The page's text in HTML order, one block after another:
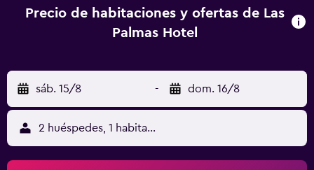
masajes en la habitación y tabla de planchar con plancha.
Se ofrece servicio de limpieza todos los días. En el
se permite la entrada a la piscina de niños menores de 8
años sin la supervisión de un adulto. Se pueden practicar
las actividades de ocio y esparcimiento que se indican
más abajo en las instalaciones o cerca del alojamiento (es
posible que se aplique un recargo).
Precio de habitaciones y ofertas de Las
Palmas Hotel
sáb. 15/8 - dom. 16/8
2 huéspedes, 1 habitación